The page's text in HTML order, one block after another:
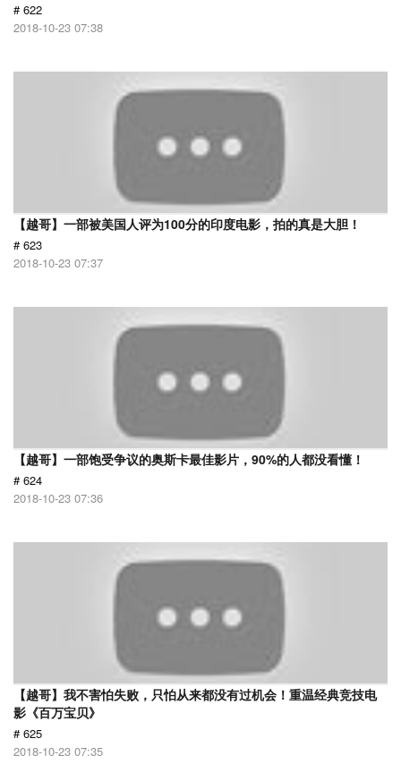
# 622
2018-10-23 07:38
【越哥】一部被美国人评为100分的印度电影，拍的真是大胆！
# 623
2018-10-23 07:37
【越哥】一部饱受争议的奥斯卡最佳影片，90%的人都没看懂！
# 624
2018-10-23 07:36
【越哥】我不害怕失败，只怕从来都没有过机会！重温经典竞技电
影《百万宝贝》
# 625
2018-10-23 07:35